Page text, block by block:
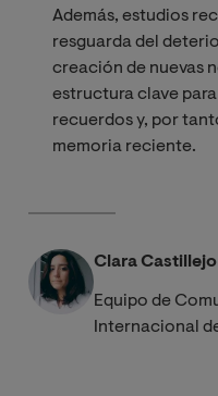
Además, estudios
resguarda del
creación de nuevas
estructura clave
recuerdos y, por
memoria reciente.
Clara Castillejo
Equipo de
Internacional